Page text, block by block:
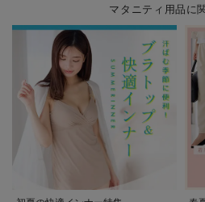
マタニティ用品に